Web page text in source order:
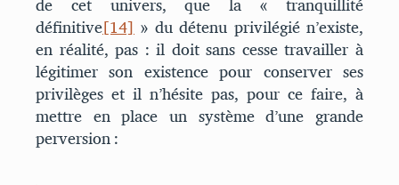
définitive[14] » du détenu privilégié n’existe,
en réalité, pas : il doit sans cesse travailler à
légitimer son existence pour conserver ses
privilèges et il n’hésite pas, pour ce faire, à
mettre en place un système d’une grande
perversion :